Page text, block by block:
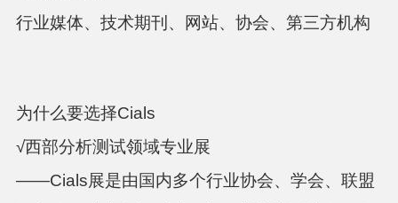
行业媒体、技术期刊、网站、协会、第三方机构
为什么要选择Cials
√西部分析测试领域专业展
——Cials展是由国内多个行业协会、学会、联盟